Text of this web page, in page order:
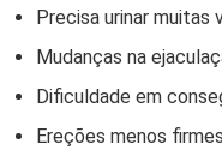
Precisa urinar muitas
Mudanças na
Dificuldade em
Ereções menos firmes